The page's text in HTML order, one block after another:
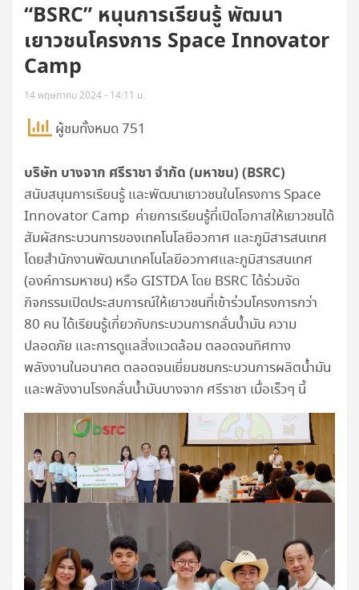
“BSRC” หนุนการเรียนรู้ พัฒนา
เยาวชนโครงการ Space Innovator
Camp
14 พฤษภาคม 2024 - 14:11 น.
ผู้ชมทั้งหมด 751
บริษัท บางจาก ศรีราชา จำกัด (มหาชน) (BSRC)
สนับสนุนการเรียนรู้ และพัฒนาเยาวชนในโครงการ Space
Innovator Camp ค่ายการเรียนรู้ที่เปิดโอกาสให้เยาวชนได้
สัมผัสกระบวนการของเทคโนโลยีอวกาศ และภูมิสารสนเทศ
โดยสำนักงานพัฒนาเทคโนโลยีอวกาศและภูมิสารสนเทศ
(องค์การมหาชน) หรือ GISTDA โดย BSRC ได้ร่วมจัด
กิจกรรมเปิดประสบการณ์ให้เยาวชนที่เข้าร่วมโครงการกว่า
80 คน ได้เรียนรู้เกี่ยวกับกระบวนการกลั่นน้ำมัน ความ
ปลอดภัย และการดูแลสิ่งแวดล้อม ตลอดจนทิศทาง
พลังงานในอนาคต ตลอดจนเยี่ยมชมกระบวนการผลิตน้ำมัน
และพลังงานโรงกลั่นน้ำมันบางจาก ศรีราชา เมื่อเร็วๆ นี้